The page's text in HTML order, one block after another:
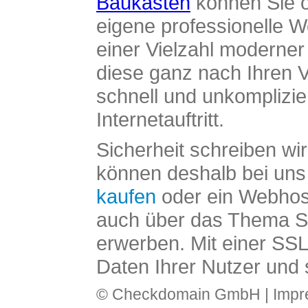
eigene professionelle
einer Vielzahl
diese ganz nach Ihren
schnell und
Internetauftritt.
Sicherheit schreiben
können deshalb bei
kaufen oder ein
auch über das Thema
erwerben. Mit einer
Daten Ihrer Nutzer und
© Checkdomain GmbH |